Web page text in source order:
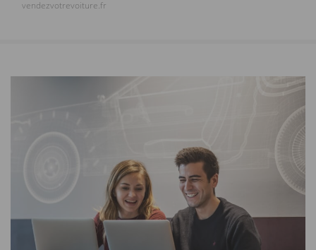
vendezvotrevoiture.fr